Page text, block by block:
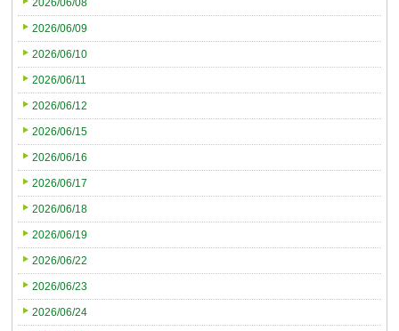
2026/06/08
2026/06/09
2026/06/10
2026/06/11
2026/06/12
2026/06/15
2026/06/16
2026/06/17
2026/06/18
2026/06/19
2026/06/22
2026/06/23
2026/06/24